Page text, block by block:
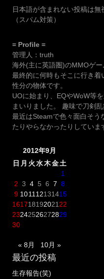
日本語が含まれない投稿は無
（スパム対策）
= Profile =
管理人：truth
海外(主に英語圏)のMMOゲ
最終的に何時もそこに行き着
性分の物体です。
UOに始まり、EQやWoW等
まいりました。 趣味で刀剣
最近はSteamで色々面白そう
たりやらなかったりしていま
2012年9月
日 月 火水木金土
1
2 3 4 5 6 7 8
9 101112131415
16171819202122
23242526272829
30
« 8月 10月 »
最近の投稿
生存報告(笑)